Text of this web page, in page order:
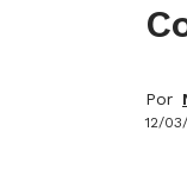
Por
12/